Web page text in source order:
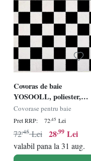
Covoras de baie
YOSOOLL, poliester,
alb/negru, 50 x 80 cm
Covorase pentru baie
Pret RRP: 72,45 Lei
28,99 Lei
72,45 Lei
valabil pana la 31 aug.